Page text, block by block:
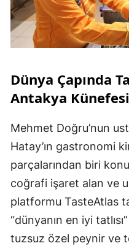
Dünya Çapında
Antakya Künefesi
Mehmet Doğru’nun
Hatay’ın gastronomi
parçalarından biri
coğrafi işaret alan ve
platformu TasteAtlas
“dünyanın en iyi
tuzsuz özel peynir ve